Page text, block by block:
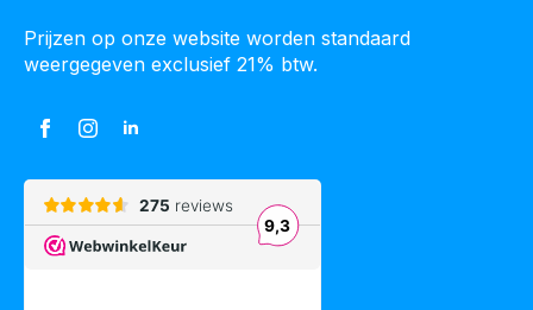
Prijzen op onze website worden standaard
weergegeven exclusief 21% btw.